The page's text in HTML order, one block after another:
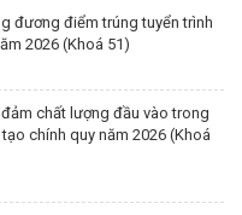
đương điểm trúng tuyển trình
2026 (Khoá 51)
chất lượng đầu vào trong
chính quy năm 2026 (Khoá